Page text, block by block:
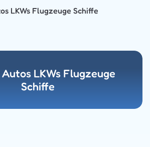
LKWs Flugzeuge Schiffe
LKWs Flugzeuge
Schiffe